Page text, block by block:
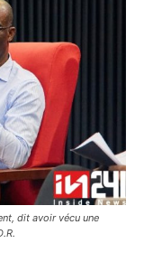
dit avoir vécu une